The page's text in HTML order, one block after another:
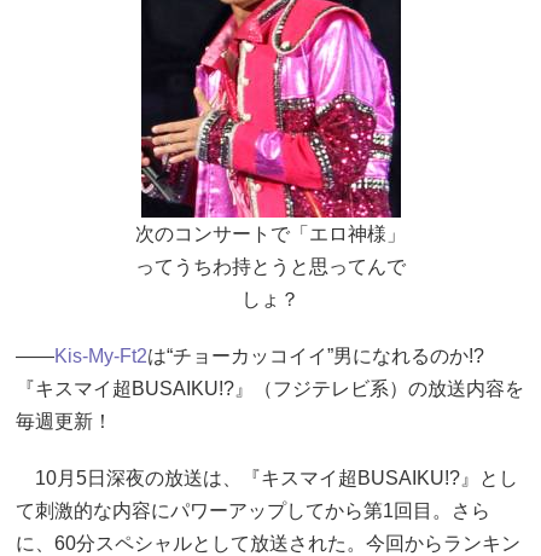
次のコンサートで「エロ神様」
ってうちわ持とうと思ってんで
しょ？
――Kis-My-Ft2は“チョーカッコイイ”男になれるのか!?
『キスマイ超BUSAIKU!?』（フジテレビ系）の放送内容を
毎週更新！
10月5日深夜の放送は、『キスマイ超BUSAIKU!?』とし
て刺激的な内容にパワーアップしてから第1回目。さら
に、60分スペシャルとして放送された。今回からランキン